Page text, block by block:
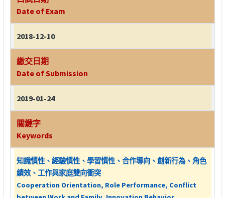
Date of Exam
2018-12-10
繳交日期
Date of Submission
2019-01-24
關鍵字
Keywords
知識慣性、經驗慣性、學習慣性、合作導向、創新行為、角色
績效、工作與家庭雙向衝突
Cooperation Orientation, Role Performance, Conflict